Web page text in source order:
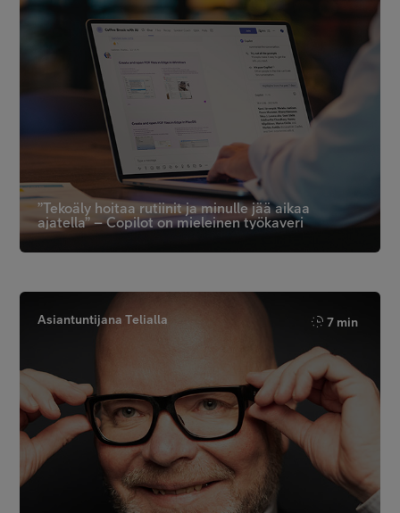
”Tekoäly hoitaa rutiinit ja minulle jää aikaa
ajatella” – Copilot on mieleinen työkaveri
Asiantuntijana Telialla 7 min